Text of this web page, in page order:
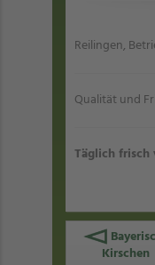
Reilingen,
Qualität und
Täglich frisch
Kirschen